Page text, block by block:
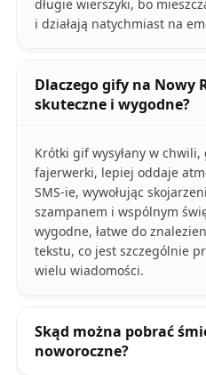
długie wierszyki, bo
i działają natychmiast na
Dlaczego gify na Nowy
skuteczne i wygodne?
Krótki gif wysyłany w
fajerwerki, lepiej oddaje
SMS-ie, wywołując
szampanem i wspólnym
wygodne, łatwe do
tekstu, co jest szczególnie
wielu wiadomości.
Skąd można pobrać
noworoczne?